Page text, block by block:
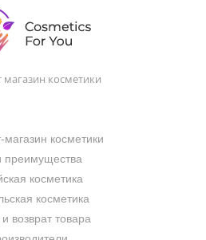
магазин косметики
магазин косметики
преимущества
косметика
косметика
возврат товара